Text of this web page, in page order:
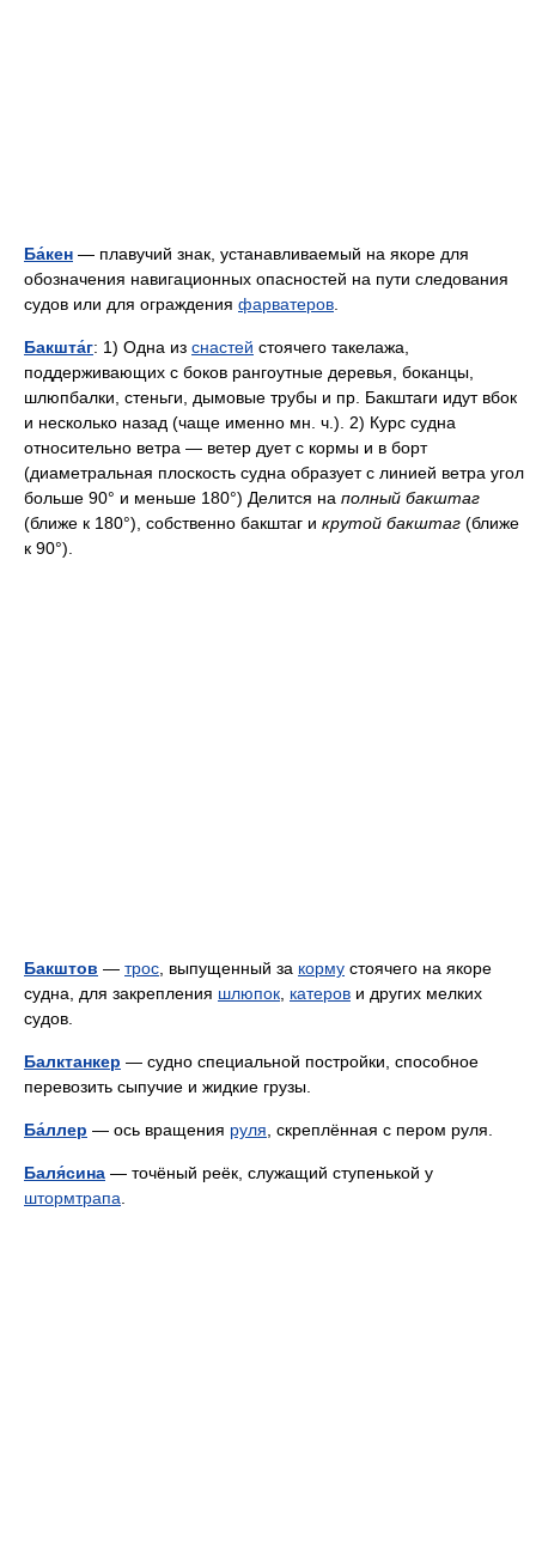
Ба́кен — плавучий знак, устанавливаемый на якоре для
обозначения навигационных опасностей на пути следования
судов или для ограждения фарватеров
Бакшта́г: 1) Одна из снастей стоячего такелажа,
поддерживающих с боков рангоутные деревья, боканцы,
шлюпбалки, стеньги, дымовые трубы и пр. Бакштаги идут вбок
и несколько назад (чаще именно мн. ч.). 2) Курс судна
относительно ветра — ветер дует с кормы и в борт
(диаметральная плоскость судна образует с линией ветра угол
больше 90° и меньше 180°) Делится на полный бакштаг
(ближе к 180°), собственно бакштаг и крутой бакштаг (ближе
к 90°).
Бакштов — трос , выпущенный за корму стоячего на якоре
судна, для закрепления шлюпок катеров и других мелких
судов.
Балктанкер — судно специальной постройки, способное
перевозить сыпучие и жидкие грузы.
Ба́ллер — ось вращения руля , скреплённая с пером руля.
Баля́сина — точёный реёк, служащий ступенькой у
штормтрапа